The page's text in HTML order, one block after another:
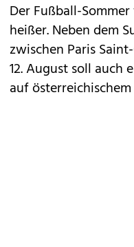
Der Fußball-
heißer. Neben dem
zwischen Paris
12. August soll auch
auf